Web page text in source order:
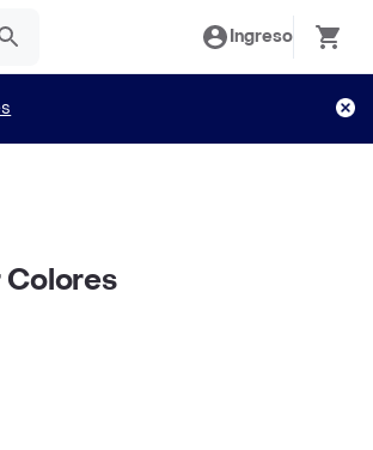
Ingreso
Colores